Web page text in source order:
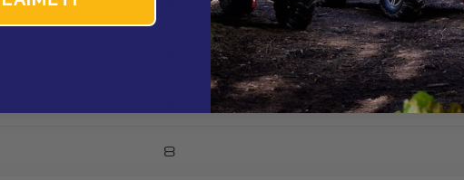
Laukai, pažymėti *, yra privalomi.
Siųsti klausimą
8